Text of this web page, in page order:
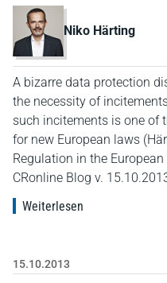
Niko Härting
A bizarre data protection
the necessity of
such incitements is one of
for new European laws
Regulation in the
CRonline Blog v.
Weiterlesen
15.10.2013